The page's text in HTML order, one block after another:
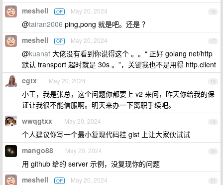
16
meshell OP May 20, 2024
@tairan2006 ping,pong 就是吧。还是 ？
17
meshell OP May 20, 2024
@kuanat 大佬没有看到你说得这个 。。“ 正好 golang net/http
默认 transport 超时就是 30s 。”，关键我也不是用得 http.client
18
cgtx May 20, 2024
小王，我是张总，这个问题你都要上 v2 来问，昨天你给我的保
证让我很不能信服啊。明天来办一下离职手续吧。
19
wwqgtxx May 20, 2024
个人建议你写一个最小复现代码挂 gist 上让大家伙试试
20
mango88 May 20, 2024
用 github 给的 server 示例，没复现你的问题
21
meshell OP May 20, 2024